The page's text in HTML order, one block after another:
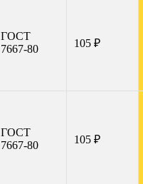
ГОСТ
7667-80
105 ₽
ГОСТ
7667-80
105 ₽